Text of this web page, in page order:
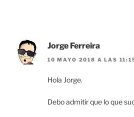
Jorge Ferreira
10 MAYO 2018 A LAS
Hola Jorge.
Debo admitir que lo que